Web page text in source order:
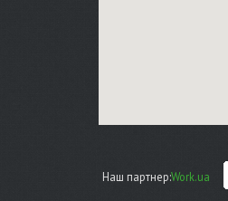
Наш партнер:Work.ua